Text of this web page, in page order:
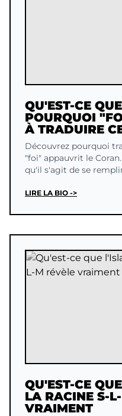
QU'EST-CE
POURQUOI
À TRADUIRE
Découvrez pourquoi
"foi" appauvrit le
qu'il s'agit de se
LIRE LA BIO ->
QU'EST-CE
LA RACINE S-
VRAIMENT